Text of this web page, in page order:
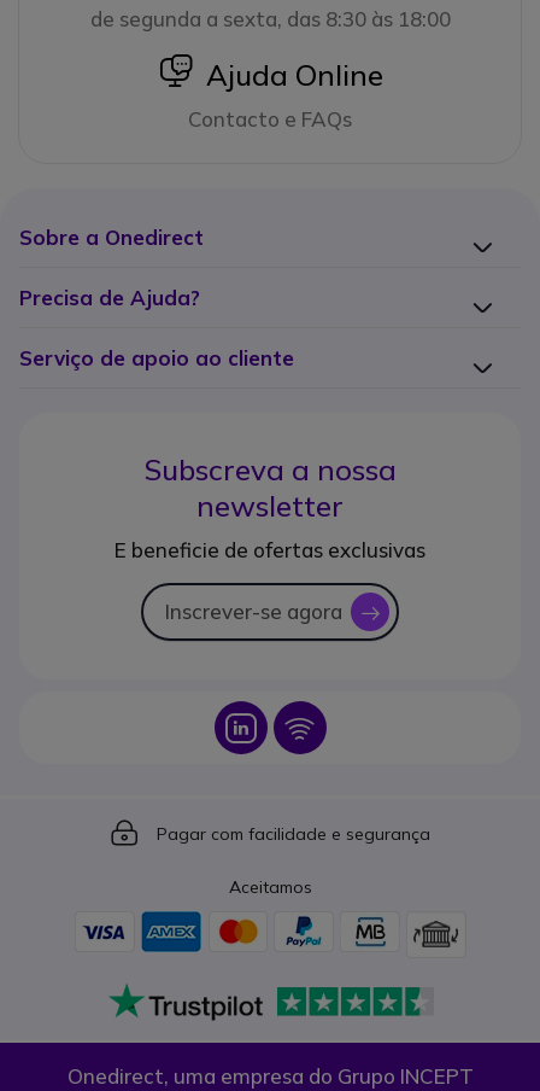
de segunda a sexta, das 8:30 às 18:00
icon
Ajuda Online
Contacto e FAQs
Sobre a Onedirect
Precisa de Ajuda?
Serviço de apoio ao cliente
Subscreva a nossa
newsletter
E beneficie de ofertas exclusivas
Inscrever-se agora icon
Icon Icon
Icon
Pagar com facilidade e segurança
Aceitamos
Onedirect, uma empresa do Grupo INCEPT